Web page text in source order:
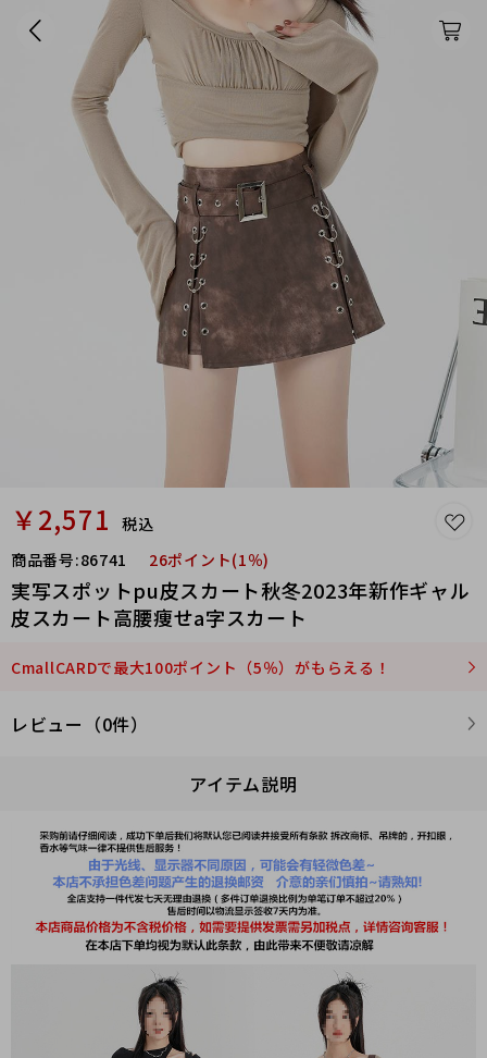
￥2,571
税込
商品番号:86741 26ポイント(1％)
実写スポットpu皮スカート秋冬2023年新作ギャル
皮スカート高腰痩せa字スカート
CmallCARDで最大100ポイント（5％）がもらえる！
レビュー（0件）
アイテム説明